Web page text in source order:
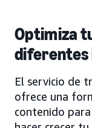
Optimiza
diferentes
El servicio de
ofrece una
contenido